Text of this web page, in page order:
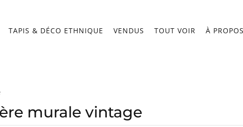
TAPIS & DÉCO ETHNIQUE VENDUS TOUT VOIR À
murale vintage